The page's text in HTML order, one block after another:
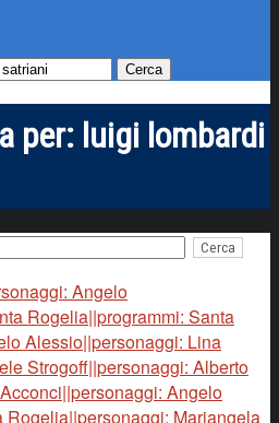
per: luigi lombardi
Angelo
Rogelia||programmi: Santa
Alessio||personaggi: Lina
Strogoff||personaggi: Alberto
Angelo
Mariangela